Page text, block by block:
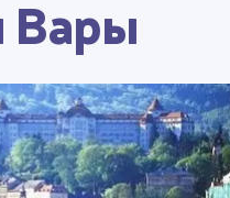
Вары